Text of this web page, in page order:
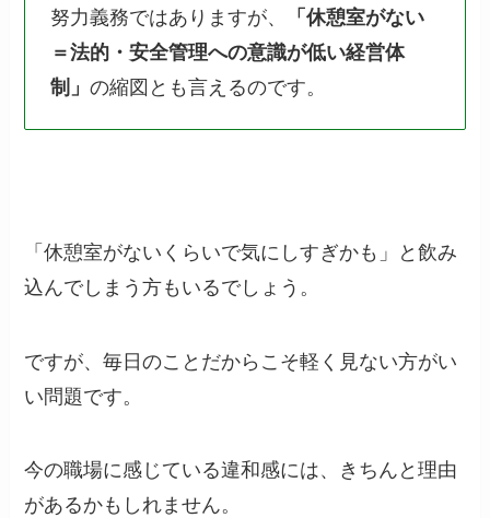
努力義務ではありますが、
「休憩室がない
＝法的・安全管理への意識が低い経営体
制」 の縮図とも言えるのです。
「休憩室がないくらいで気にしすぎかも」と飲み
込んでしまう方もいるでしょう。
ですが、毎日のことだからこそ軽く見ない方がい
い問題です。
今の職場に感じている違和感には、きちんと理由
があるかもしれません。